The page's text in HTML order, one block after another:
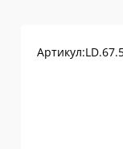
Артикул: